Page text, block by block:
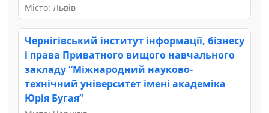
Місто: Львів
Чернігівський інститут інформації, бізнесу
і права Приватного вищого навчального
закладу “Міжнародний науково-
технічний університет імені академіка
Юрія Бугая”